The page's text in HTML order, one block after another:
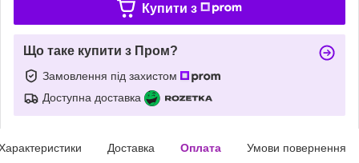
Купити з
Що таке купити з Пром?
Замовлення під захистом
Доступна доставка
Доставка Оплата Умови повернення